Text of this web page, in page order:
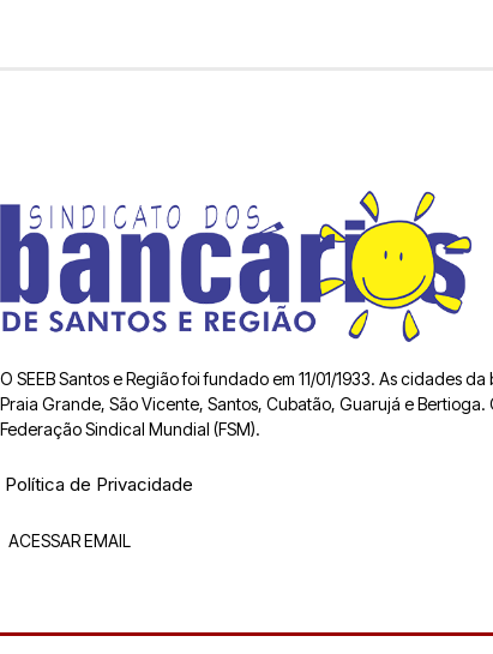
O SEEB Santos e Região foi fundado em 11/01/1933. As cidades
Praia Grande, São Vicente, Santos, Cubatão, Guarujá e
Federação Sindical Mundial (FSM).
Política de Privacidade
ACESSAR EMAIL